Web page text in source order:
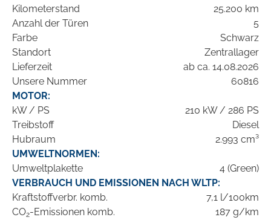
Kilometerstand
25.200 km
Anzahl der Türen
5
Farbe
Schwarz
Standort
Zentrallager
Lieferzeit
ab ca. 14.08.2026
Unsere Nummer
60816
MOTOR:
kW / PS
210 kW / 286 PS
Treibstoff
Diesel
Hubraum
2.993 cm³
UMWELTNORMEN:
Umweltplakette
4 (Green)
VERBRAUCH UND EMISSIONEN NACH WLTP:
Kraftstoffverbr. komb.
7,1 l/100km
CO2-Emissionen komb.
187 g/km